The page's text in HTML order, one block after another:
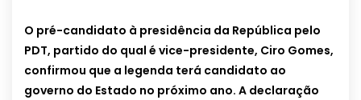
O pré-candidato à presidência da República pelo
PDT, partido do qual é vice-presidente, Ciro Gomes,
confirmou que a legenda terá candidato ao
governo do Estado no próximo ano. A declaração